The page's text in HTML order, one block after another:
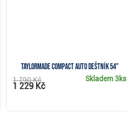
TaylorMade Compact Auto deštník 54"
Skladem3ks
1 790 Kč
1 229 Kč